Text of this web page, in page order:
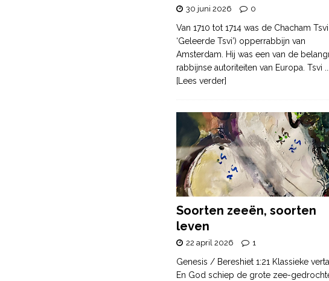
30 juni 2026 0
Van 1710 tot 1714 was de Chacham
‘Geleerde Tsvi’) opperrabbijn van
Amsterdam. Hij was een van de
rabbijnse autoriteiten van Europa. Tsvi
[Lees verder]
Soorten zeeën, soorten
leven
22 april 2026 1
Genesis / Bereshiet 1:21 Klassieke
En God schiep de grote zee-